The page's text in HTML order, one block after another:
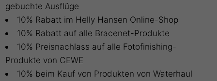
gebuchte Ausflüge
10% Rabatt im Helly Hansen Online-Shop
10% Rabatt auf alle Bracenet-Produkte
10% Preisnachlass auf alle Fotofinishing-
Produkte von CEWE
10% beim Kauf von Produkten von Waterhaul